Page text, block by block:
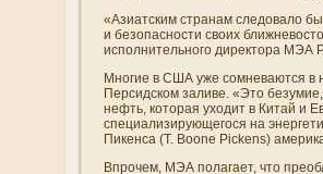
«Азиатским странам следовало
и безопасности своих
исполни­тельного директора МЭА
Многие в США уже сомневаются в
Персидском заливе. «Это
нефть, которая уходит в Китай и
специализирующегося на
Пикенса (T. Boone Pickens)
Впрочем, МЭА полагает, что